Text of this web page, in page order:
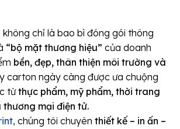
không chỉ là bao bì đóng gói thông
“bộ mặt thương hiệu” của doanh
bền, đẹp, thân thiện môi trường và
carton ngày càng được ưa chuộng
từthực phẩm, mỹ phẩm, thời trang
mại điện tử.
, chúng tôi chuyên thiết kế – in ấn –